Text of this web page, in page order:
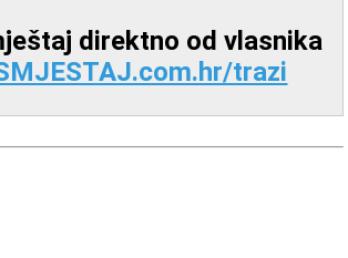
direktno od vlasnika
trazi